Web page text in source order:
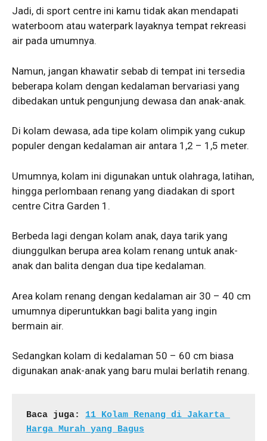
Jadi, di sport centre ini kamu tidak akan mendapati
waterboom atau waterpark layaknya tempat rekreasi
air pada umumnya.
Namun, jangan khawatir sebab di tempat ini tersedia
beberapa kolam dengan kedalaman bervariasi yang
dibedakan untuk pengunjung dewasa dan anak-anak.
Di kolam dewasa, ada tipe kolam olimpik yang cukup
populer dengan kedalaman air antara 1,2 – 1,5 meter.
Umumnya, kolam ini digunakan untuk olahraga, latihan,
hingga perlombaan renang yang diadakan di sport
centre Citra Garden 1.
Berbeda lagi dengan kolam anak, daya tarik yang
diunggulkan berupa area kolam renang untuk anak-
anak dan balita dengan dua tipe kedalaman.
Area kolam renang dengan kedalaman air 30 – 40 cm
umumnya diperuntukkan bagi balita yang ingin
bermain air.
Sedangkan kolam di kedalaman 50 – 60 cm biasa
digunakan anak-anak yang baru mulai berlatih renang.
Baca juga: 11 Kolam Renang di Jakarta
Harga Murah yang Bagus